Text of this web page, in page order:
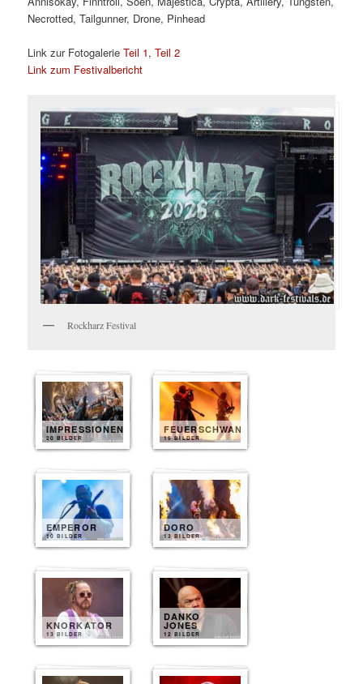
Necrotted, Tailgunner, Drone, Pinhead
Link zur FotogalerieTeil 1,Teil 2
Link zum Festivalbericht
Rockharz Festival
IMPRESSIONEN
20 BILDER
FEUERSCHWANZ
15 BILDER
EMPEROR
10 BILDER
DORO
13 BILDER
KNORKATOR
13 BILDER
DANKO
JONES
12 BILDER